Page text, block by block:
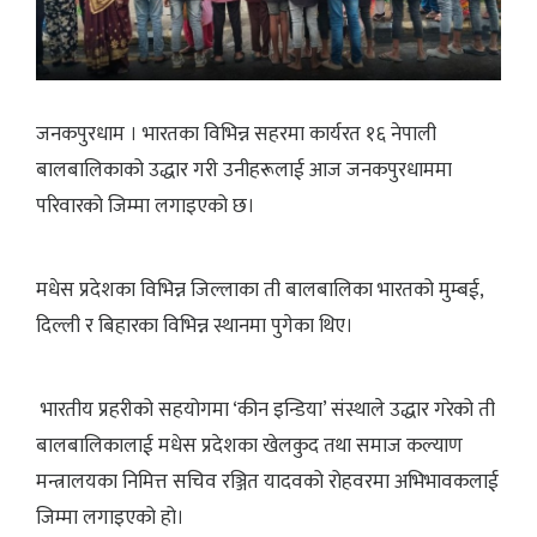
जनकपुरधाम । भारतका विभिन्न सहरमा कार्यरत १६ नेपाली
बालबालिकाको उद्धार गरी उनीहरूलाई आज जनकपुरधाममा
परिवारको जिम्मा लगाइएको छ।
मधेस प्रदेशका विभिन्न जिल्लाका ती बालबालिका भारतको मुम्बई,
दिल्ली र बिहारका विभिन्न स्थानमा पुगेका थिए।
भारतीय प्रहरीको सहयोगमा ‘कीन इन्डिया’ संस्थाले उद्धार गरेको ती
बालबालिकालाई मधेस प्रदेशका खेलकुद तथा समाज कल्याण
मन्त्रालयका निमित्त सचिव रञ्जित यादवको रोहवरमा अभिभावकलाई
जिम्मा लगाइएको हो।